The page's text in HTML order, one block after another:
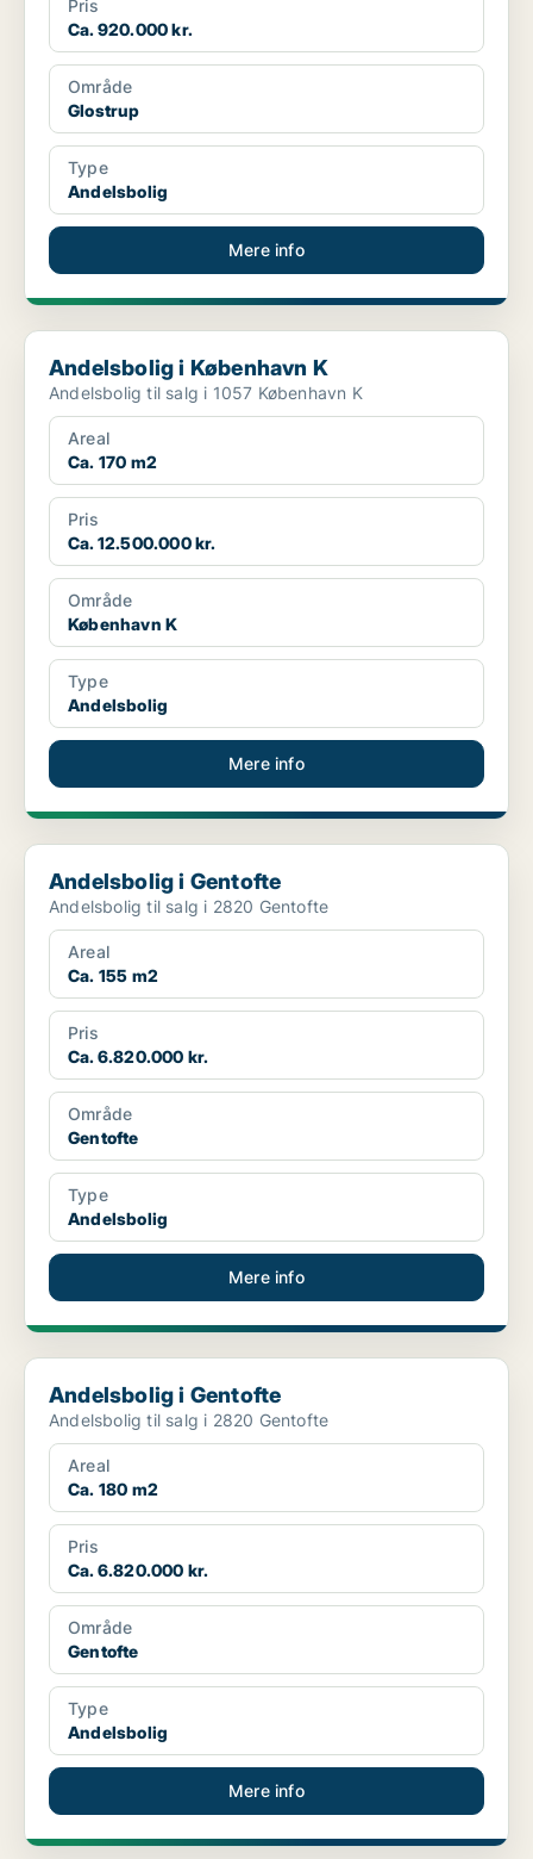
Pris
Ca. 920.000 kr.
Område
Glostrup
Type
Andelsbolig
Mere info
Andelsbolig i København K
Andelsbolig i København K
Andelsbolig til salg i 1057 København K
Areal
Ca. 170 m2
Pris
Ca. 12.500.000 kr.
Område
København K
Type
Andelsbolig
Mere info
Andelsbolig i Gentofte
Andelsbolig i Gentofte
Andelsbolig til salg i 2820 Gentofte
Areal
Ca. 155 m2
Pris
Ca. 6.820.000 kr.
Område
Gentofte
Type
Andelsbolig
Mere info
Andelsbolig i Gentofte
Andelsbolig i Gentofte
Andelsbolig til salg i 2820 Gentofte
Areal
Ca. 180 m2
Pris
Ca. 6.820.000 kr.
Område
Gentofte
Type
Andelsbolig
Mere info